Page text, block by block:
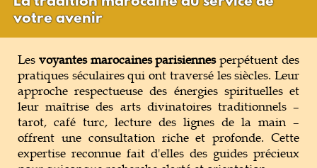
votre avenir
Les voyantes marocaines parisiennesperpétuent des
pratiques séculaires qui ont traversé les siècles. Leur
approche respectueuse des énergies spirituelles et
leur maîtrise des arts divinatoires traditionnels –
tarot, café turc, lecture des lignes de la main –
offrent une consultation riche et profonde. Cette
expertise reconnue fait d'elles des guides précieux